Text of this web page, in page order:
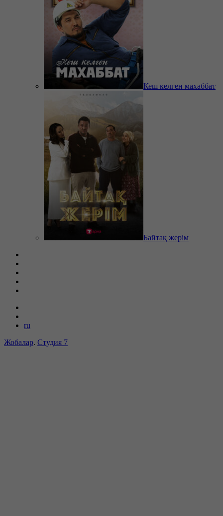
Кеш келген махаббат
Байтақ жерім
ru
Жобалар. Студия 7